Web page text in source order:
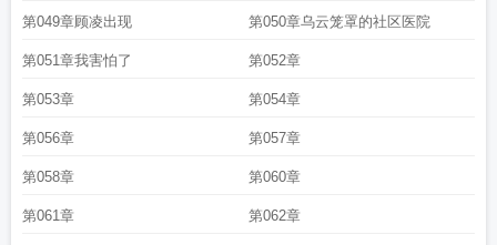
第049章顾凌出现 第050章乌云笼罩的社区医院
第051章我害怕了 第052章
第053章 第054章
第056章 第057章
第058章 第060章
第061章 第062章